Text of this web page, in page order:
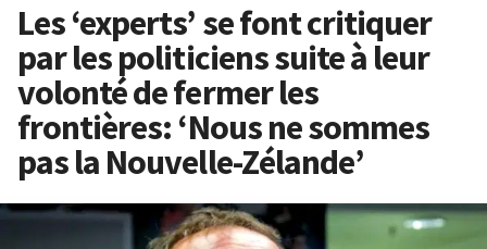
Les ‘experts’ se font critiquer
par les politiciens suite à leur
volonté de fermer les
frontières: ‘Nous ne sommes
pas la Nouvelle-Zélande’